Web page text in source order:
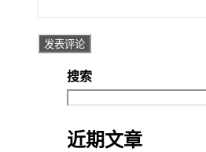
搜索
近期文章